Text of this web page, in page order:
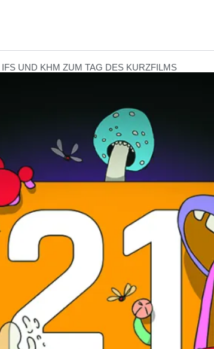
UND KHM ZUM TAG DES KURZFILMS